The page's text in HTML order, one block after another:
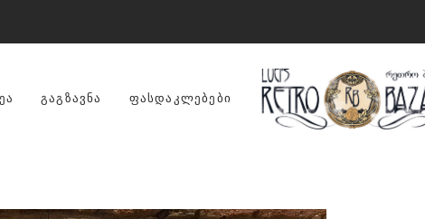
ᲒᲐᲒᲖᲐᲕᲜᲐ ᲤᲐᲡᲓᲐᲙᲚᲔᲑᲔᲑᲘ